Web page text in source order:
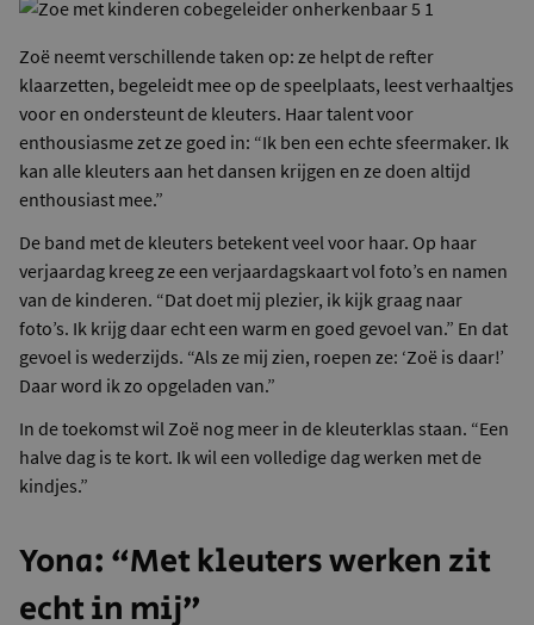
Zoë neemt verschillende taken op: ze helpt de refter
klaarzetten, begeleidt mee op de speelplaats, leest verhaaltjes
voor en ondersteunt de kleuters. Haar talent voor
enthousiasme zet ze goed in: “Ik ben een echte sfeermaker. Ik
kan alle kleuters aan het dansen krijgen en ze doen altijd
enthousiast mee.”
De band met de kleuters betekent veel voor haar. Op haar
verjaardag kreeg ze een verjaardagskaart vol foto’s en namen
van de kinderen. “Dat doet mij plezier, ik kijk graag naar
foto’s. Ik krijg daar echt een warm en goed gevoel van.” En dat
gevoel is wederzijds. “Als ze mij zien, roepen ze: ‘Zoë is daar!’
Daar word ik zo opgeladen van.”
In de toekomst wil Zoë nog meer in de kleuterklas staan. “Een
halve dag is te kort. Ik wil een volledige dag werken met de
kindjes.”
Yona: “Met kleuters werken zit
echt in mij”